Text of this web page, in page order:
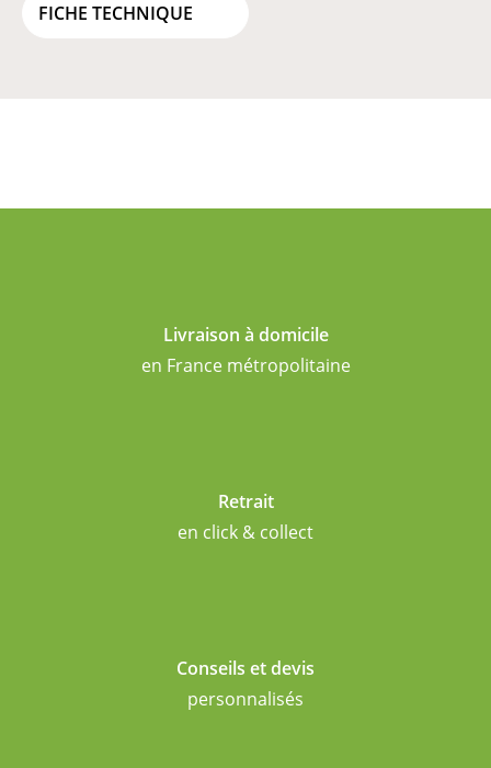
FICHE TECHNIQUE
Livraison à domicile
en France métropolitaine
Retrait
en click & collect
Conseils et devis
personnalisés